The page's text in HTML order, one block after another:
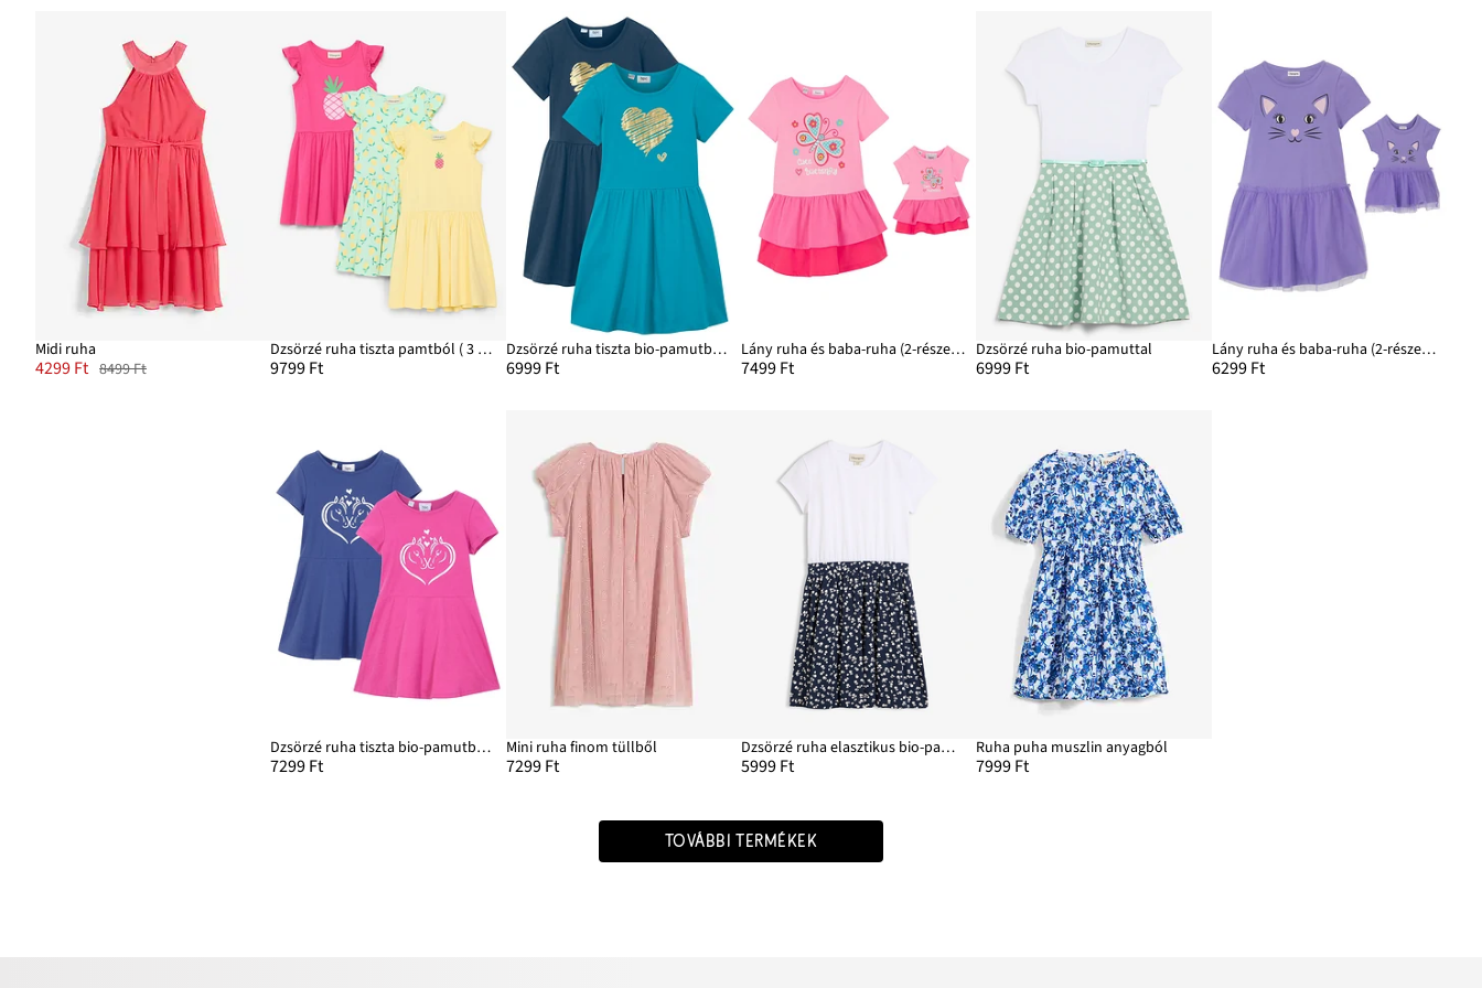
Midi ruha
4299 Ft 8499 Ft
Dzsörzé ruha tiszta pamtból ( 3 db-os csomag)
9799 Ft
Dzsörzé ruha tiszta bio-pamutból (2 db-os csomag)
6999 Ft
Lány ruha és baba-ruha (2-részes szett), bio-pamutból
7499 Ft
Dzsörzé ruha bio-pamuttal
6999 Ft
Lány ruha és baba-ruha (2-részes szett), tiszta bio-pamutból
6299 Ft
Dzsörzé ruha tiszta bio-pamutból (2 db-os csomag)
7299 Ft
Mini ruha finom tüllből
7299 Ft
Dzsörzé ruha elasztikus bio-pamut keverékből
5999 Ft
Ruha puha muszlin anyagból
7999 Ft
TOVÁBBI TERMÉKEK